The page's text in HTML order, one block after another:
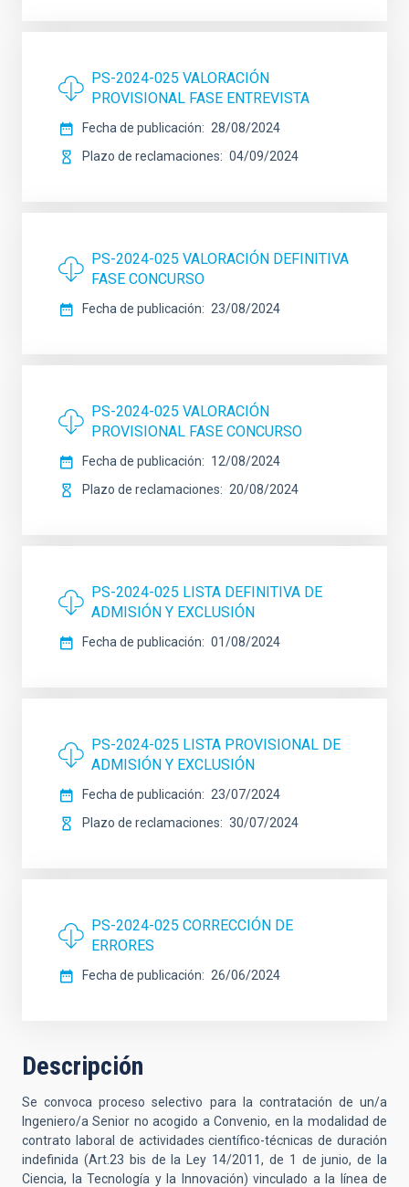
PS-2024-025 VALORACIÓN
PROVISIONAL FASE ENTREVISTA
Fecha de publicación
28/08/2024
Plazo de reclamaciones
04/09/2024
PS-2024-025 VALORACIÓN DEFINITIVA
FASE CONCURSO
Fecha de publicación 23/08/2024
PS-2024-025 VALORACIÓN
PROVISIONAL FASE CONCURSO
Fecha de publicación
12/08/2024
Plazo de reclamaciones
20/08/2024
PS-2024-025 LISTA DEFINITIVA DE
ADMISIÓN Y EXCLUSIÓN
Fecha de publicación 01/08/2024
PS-2024-025 LISTA PROVISIONAL DE
ADMISIÓN Y EXCLUSIÓN
Fecha de publicación
23/07/2024
Plazo de reclamaciones
30/07/2024
PS-2024-025 CORRECCIÓN DE
ERRORES
Fecha de publicación 26/06/2024
Descripción
Se convoca proceso selectivo para la contratación de un/a
Ingeniero/a Senior no acogido a Convenio, en la modalidad de
contrato laboral de actividades científico-técnicas de duración
indefinida (Art.23 bis de la Ley 14/2011, de 1 de junio, de la
Ciencia, la Tecnología y la Innovación) vinculado a la línea de